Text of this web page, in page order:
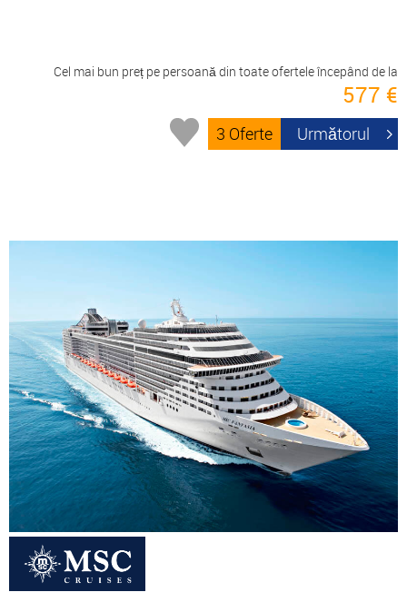
Cel mai bun preț pe persoană din toate ofertele începând de la
577 €
3 Oferte Următorul